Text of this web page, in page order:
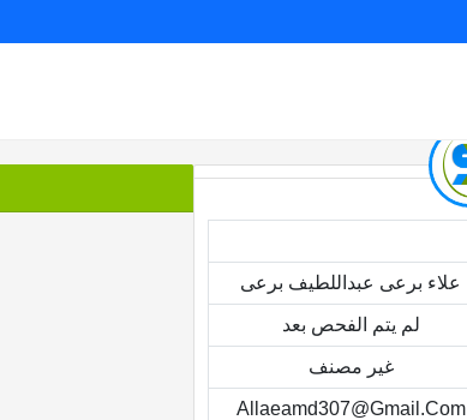
علاء برعى عبداللطيف برعى
لم يتم الفحص بعد
غير مصنف
Allaeamd307@gmail.com